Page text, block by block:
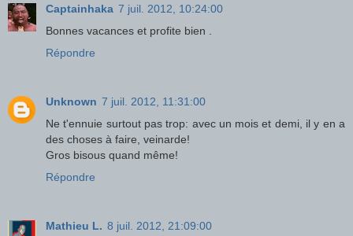
Captainhaka 7 juil. 2012, 10:24:00
Bonnes vacances et profite bien .
Répondre
Unknown 7 juil. 2012, 11:31:00
Ne t'ennuie surtout pas trop: avec un mois et demi, il y en a
des choses à faire, veinarde!
Gros bisous quand même!
Répondre
Mathieu L. 8 juil. 2012, 21:09:00